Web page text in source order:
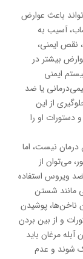
باعث عوارض
آسیب به
نقص ایمنی،
بیشتر در
ایمنی
یا ضد
از این
دستورات او را
درمان نیست، اما
می‌توان از
ویروس استفاده
مانند شستن
ناخن‌ها، پوشیدن
و از بین بردن
آبله مرغان باید
شوند و عدم